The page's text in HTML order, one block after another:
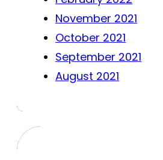
November 2021
October 2021
September 2021
August 2021